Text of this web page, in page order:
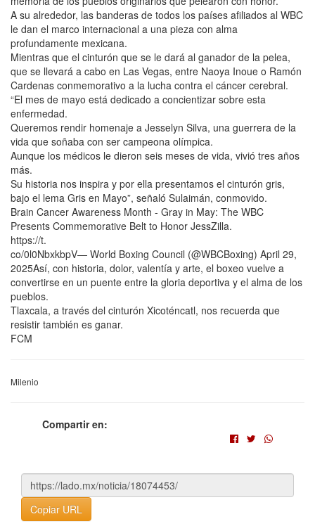
A su alrededor, las banderas de todos los países afiliados al WBC
le dan el marco internacional a una pieza con alma
profundamente mexicana.
Mientras que el cinturón que se le dará al ganador de la pelea,
que se llevará a cabo en Las Vegas, entre Naoya Inoue o Ramón
Cardenas conmemorativo a la lucha contra el cáncer cerebral.
“El mes de mayo está dedicado a concientizar sobre esta
enfermedad.
Queremos rendir homenaje a Jesselyn Silva, una guerrera de la
vida que soñaba con ser campeona olímpica.
Aunque los médicos le dieron seis meses de vida, vivió tres años
más.
Su historia nos inspira y por ella presentamos el cinturón gris,
bajo el lema Gris en Mayo”, señaló Sulaimán, conmovido.
Brain Cancer Awareness Month - Gray in May: The WBC
Presents Commemorative Belt to Honor JessZilla.
https://t.
co/0l0NbxkbpV— World Boxing Council (@WBCBoxing) April 29,
2025Así, con historia, dolor, valentía y arte, el boxeo vuelve a
convertirse en un puente entre la gloria deportiva y el alma de los
pueblos.
Tlaxcala, a través del cinturón Xicoténcatl, nos recuerda que
resistir también es ganar.
FCM
Milenio
Compartir en:
Copiar URL